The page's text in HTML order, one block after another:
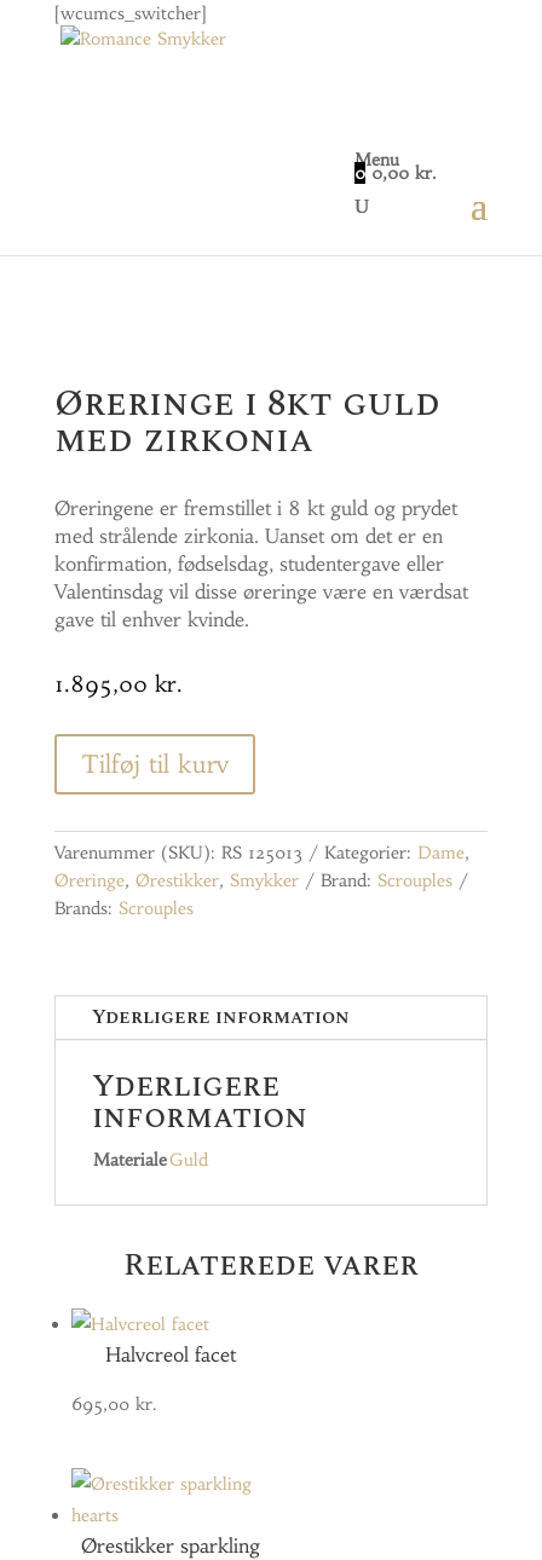
[wcumcs_switcher]
Menu
0 0,00kr.
/ Øreringe i 8kt guld
Øreringe i 8kt guld
med zirkonia
Øreringene er fremstillet i 8 kt guld og prydet
med strålende zirkonia. Uanset om det er en
konfirmation, fødselsdag, studentergave eller
Valentinsdag vil disse øreringe være en værdsat
gave til enhver kvinde.
1.895,00 kr.
Tilføj til kurv
Varenummer (SKU): RS 125013 Kategorier: Dame,
Øreringe, Ørestikker, Smykker Brand: Scrouples
Brands: Scrouples
Yderligere information
Yderligere
information
MaterialeGuld
Relaterede varer
Halvcreol facet
695,00 kr.
Ørestikker sparkling